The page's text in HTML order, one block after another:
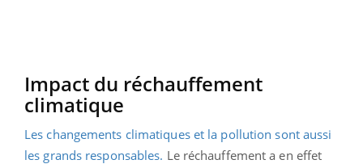
Impact du réchauffement
climatique
Les changements climatiques et la pollution sont aussi
les grands responsables. Le réchauffement a en effet